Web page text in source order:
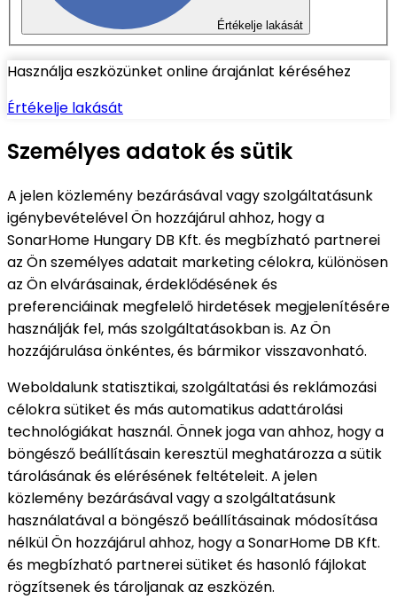
Értékelje lakását
Használja eszközünket online árajánlat kéréséhez
Értékelje lakását
Személyes adatok és sütik
A jelen közlemény bezárásával vagy szolgáltatásunk
igénybevételével Ön hozzájárul ahhoz, hogy a
SonarHome Hungary DB Kft. és megbízható partnerei
az Ön személyes adatait marketing célokra, különösen
az Ön elvárásainak, érdeklődésének és
preferenciáinak megfelelő hirdetések megjelenítésére
használják fel, más szolgáltatásokban is. Az Ön
hozzájárulása önkéntes, és bármikor visszavonható.
Weboldalunk statisztikai, szolgáltatási és reklámozási
célokra sütiket és más automatikus adattárolási
technológiákat használ. Önnek joga van ahhoz, hogy a
böngésző beállításain keresztül meghatározza a sütik
tárolásának és elérésének feltételeit. A jelen
közlemény bezárásával vagy a szolgáltatásunk
használatával a böngésző beállításainak módosítása
nélkül Ön hozzájárul ahhoz, hogy a SonarHome DB Kft.
és megbízható partnerei sütiket és hasonló fájlokat
rögzítsenek és tároljanak az eszközén.